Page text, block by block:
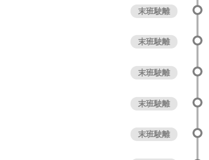
末班駛離
末班駛離
末班駛離
末班駛離
末班駛離